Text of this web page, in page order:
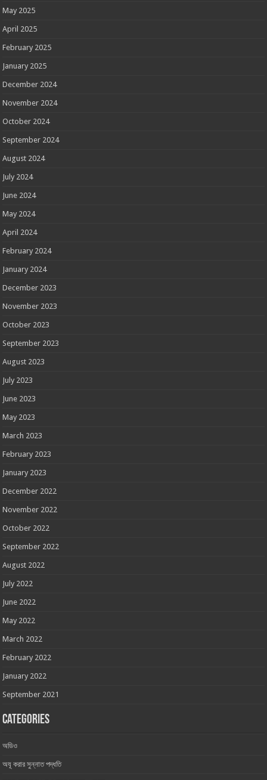
May 2025
April 2025
February 2025
January 2025
December 2024
November 2024
October 2024
September 2024
August 2024
July 2024
June 2024
May 2024
April 2024
February 2024
January 2024
December 2023
November 2023
October 2023
September 2023
August 2023
July 2023
June 2023
May 2023
March 2023
February 2023
January 2023
December 2022
November 2022
October 2022
September 2022
August 2022
July 2022
June 2022
May 2022
March 2022
February 2022
January 2022
September 2021
Categories
অডিও
অযূ করার সুন্নাত পদ্ধতি